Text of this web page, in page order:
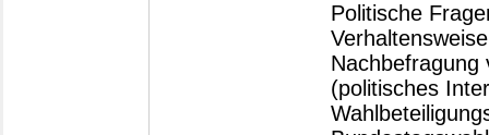
Politische
Nachbefragung
(politisches